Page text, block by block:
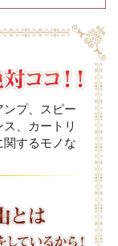
プ、スピー
、カートリ
関するモノな